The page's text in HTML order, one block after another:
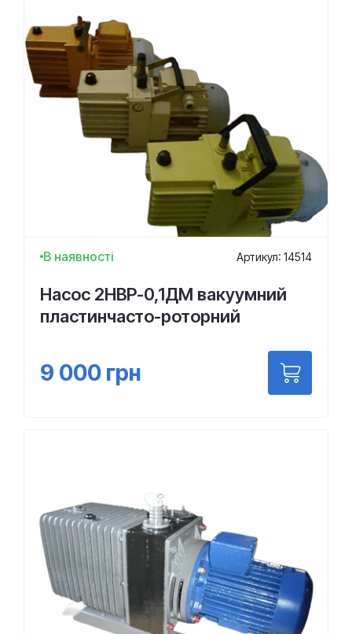
В наявності Артикул: 14514
Насос 2НВР-0,1ДМ вакуумний
пластинчасто-роторний
9 000 грн